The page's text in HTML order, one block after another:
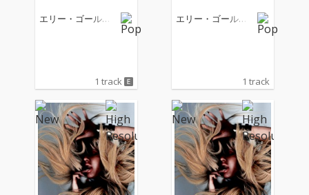
エリー・ゴールデ
1 track
エリー・ゴールデ
1 track